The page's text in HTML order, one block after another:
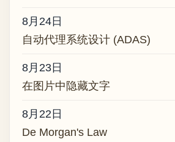
8月24日
自动代理系统设计 (ADAS)
8月23日
在图片中隐藏文字
8月22日
De Morgan's Law